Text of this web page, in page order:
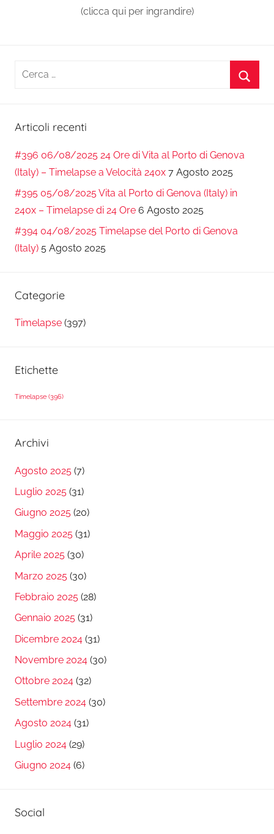
(clicca qui per ingrandire)
Ricerca
Articoli recenti
#396 06/08/2025 24 Ore di Vita al Porto di Genova
(Italy) – Timelapse a Velocità 240x 7 Agosto 2025
#395 05/08/2025 Vita al Porto di Genova (Italy) in
240x – Timelapse di 24 Ore 6 Agosto 2025
#394 04/08/2025 Timelapse del Porto di Genova
(Italy) 5 Agosto 2025
Categorie
Timelapse (397)
Etichette
Timelapse (396)
Archivi
Agosto 2025 (7)
Luglio 2025 (31)
Giugno 2025 (20)
Maggio 2025 (31)
Aprile 2025 (30)
Marzo 2025 (30)
Febbraio 2025 (28)
Gennaio 2025 (31)
Dicembre 2024 (31)
Novembre 2024 (30)
Ottobre 2024 (32)
Settembre 2024 (30)
Agosto 2024 (31)
Luglio 2024 (29)
Giugno 2024 (6)
Social